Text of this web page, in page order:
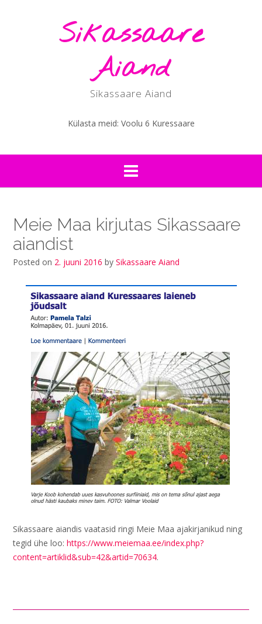
Sikassaare
Aiand
Sikassaare Aiand
Külasta meid: Voolu 6 Kuressaare
Meie Maa kirjutas Sikassaare
aiandist
Posted on 2. juuni 2016 by Sikassaare Aiand
Sikassaare aiandis vaatasid ringi Meie Maa ajakirjanikud ning
tegid ühe loo: https://www.meiemaa.ee/index.php?
content=artiklid&sub=42&artid=70634.